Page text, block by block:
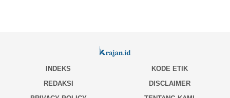
INDEKS
KODE ETIK
REDAKSI
DISCLAIMER